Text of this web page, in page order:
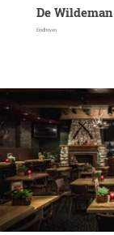
De Wildeman
Eindhoven